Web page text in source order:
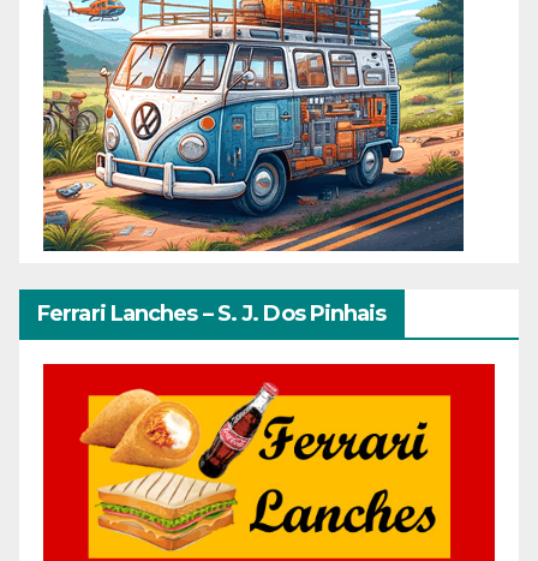
Ferrari Lanches – S. J. Dos Pinhais